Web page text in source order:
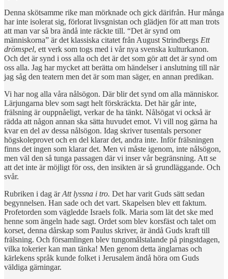
Denna skötsamme rike man mörknade och gick därifrån. Hur många
har inte isolerat sig, förlorat livsgnistan och glädjen för att man trots
att man var så bra ändå inte räckte till. “Det är synd om
människorna” är det klassiska citatet från August Strindbergs Ett
drömspel, ett verk som togs med i vår nya svenska kulturkanon.
Och det är synd i oss alla och det är det som gör att det är synd om
oss alla. Jag har mycket att berätta om händelser i anslutning till när
jag såg den teatern men det är som man säger, en annan predikan.
Vi har nog alla våra nålsögon. Där blir det synd om alla människor.
Lärjungarna blev som sagt helt förskräckta. Det här går inte,
frälsning är ouppnåeligt, verkar de ha tänkt. Nålsögat vi också är
rädda att någon annan ska sätta huvudet emot. Vi vill nog gärna ha
kvar en del av dessa nålsögon. Idag skriver tusentals personer
högskoleprovet och en del klarar det, andra inte. Inför frälsningen
finns det ingen som klarar det. Men vi måste igenom, inte nålsögon,
men väl den så tunga passagen där vi inser vår begränsning. Att se
att det inte är möjligt för oss, den insikten är så grundläggande. Och
svår.
Rubriken i dag ärAtt lyssna i tro. Det har varit Guds sätt sedan
begynnelsen. Han sade och det vart. Skapelsen blev ett faktum.
Profetorden som vägledde Israels folk. Maria som lät det ske med
henne som ängeln hade sagt. Ordet som blev korsfäst och talet om
korset, denna dårskap som Paulus skriver, är ändå Guds kraft till
frälsning. Och församlingen blev tungomålstalande på pingstdagen,
vilka tokerier kan man tänka! Men genom detta änglarnas och
kärlekens språk kunde folket i Jerusalem ändå höra om Guds
väldiga gärningar.